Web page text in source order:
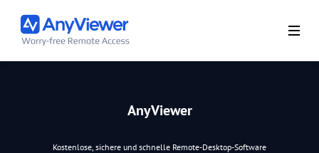
AnyViewer
Kostenlose, sichere und schnelle Remote-Desktop-Software